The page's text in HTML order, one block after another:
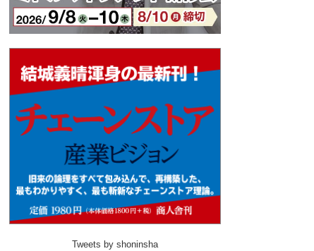
Tweets by shoninsha